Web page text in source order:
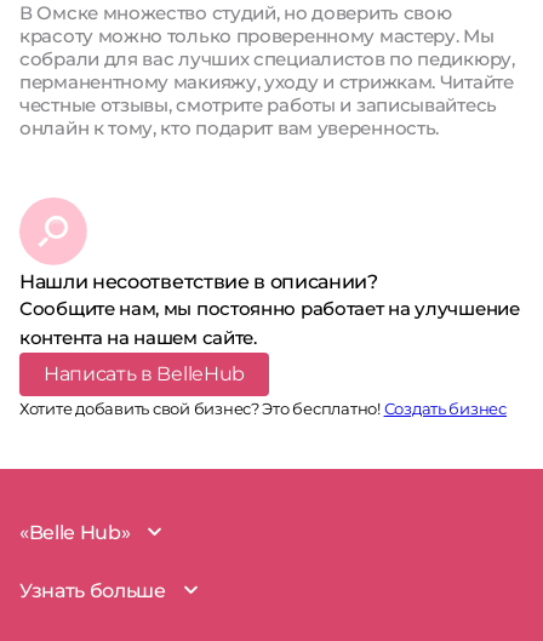
В Омске множество студий, но доверить свою
красоту можно только проверенному мастеру. Мы
собрали для вас лучших специалистов по педикюру,
перманентному макияжу, уходу и стрижкам. Читайте
честные отзывы, смотрите работы и записывайтесь
онлайн к тому, кто подарит вам уверенность.
Нашли несоответствие в описании?
Сообщите нам, мы постоянно работает на улучшение
контента на нашем сайте.
Написать в BelleHub
Хотите добавить свой бизнес? Это бесплатно!Создать бизнес
«Belle Hub»
О проекте
Узнать больше